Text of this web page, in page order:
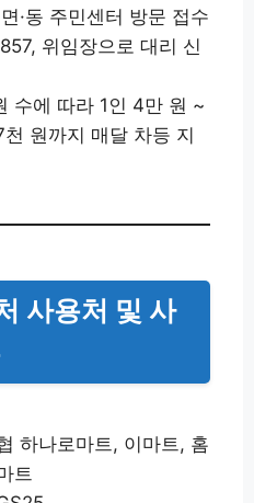
·동 주민센터 방문 접수
위임장으로 대리 신
수에 따라 1인 4만 원 ~
원까지 매달 차등 지
사용처 및 사
하나로마트, 이마트, 홈
트